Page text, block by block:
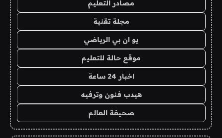
مصادر التعليم
مجلة تقنية
يو ان بي الرياضي
موقع حالة للتعليم
اخبار 24 ساعة
هيدب فنون وترفيه
صحيفة العالم